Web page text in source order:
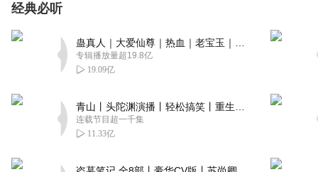
经典必听
专辑播放量超19.8亿
19.09亿
连载节目超一千集
11.33亿